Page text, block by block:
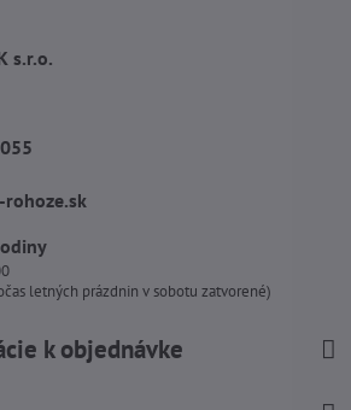
s​.r​.o​.
letných prázdnin v sobotu zatvorené)
k objednávke